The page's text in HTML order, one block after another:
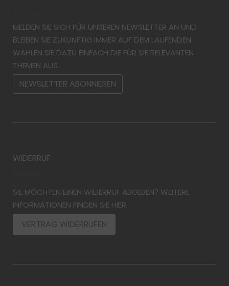
MELDEN SIE SICH FÜR UNSEREN NEWSLETTER AN UND
BLEIBEN SIE ZUKÜNFTIG IMMER AUF DEM LAUFENDEN.
WÄHLEN SIE DAZU EINFACH DIE FÜR SIE RELEVANTEN
THEMEN AUS.
NEWSLETTER ABONNIEREN
WIDERRUF
SIE MÖCHTEN EINEN WIDERRUF ABGEBEN? WEITERE
INFORMATIONEN FINDEN SIE HIER
VERTRAG WIDERRUFEN